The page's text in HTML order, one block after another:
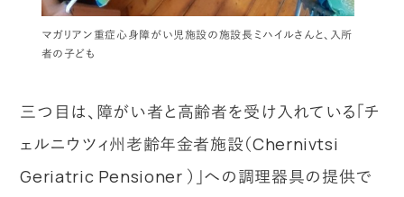
マガリアン重症心身障がい児施設の施設長ミハイルさんと、入所
者の子ども
三つ目は、障がい者と高齢者を受け入れている「チ
ェルニウツィ州老齢年金者施設（Chernivtsi
Geriatric Pensioner ）」への調理器具の提供で